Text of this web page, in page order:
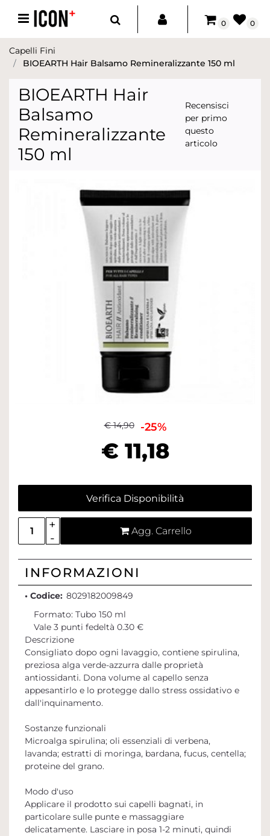
Open menu
0 0
Capelli Fini
BIOEARTH Hair Balsamo Remineralizzante 150 ml
BIOEARTH Hair
Balsamo
Remineralizzante
150 ml
Recensisci
per primo
questo
articolo
€ 14,90 -25%
€ 11,18
Verifica Disponibilità
Quantità
Agg. Carrello
INFORMAZIONI
• Codice: 8029182009849
Formato: Tubo 150 ml
Vale 3 punti fedeltà 0.30 €
Descrizione
Consigliato dopo ogni lavaggio, contiene spirulina,
preziosa alga verde-azzurra dalle proprietà
antiossidanti. Dona volume al capello senza
appesantirlo e lo protegge dallo stress ossidativo e
dall'inquinamento.
Sostanze funzionali
Microalga spirulina; oli essenziali di verbena,
lavanda; estratti di moringa, bardana, fucus, centella;
proteine del grano.
Modo d'uso
Applicare il prodotto sui capelli bagnati, in
particolare sulle punte e massaggiare
delicatamente. Lasciare in posa 1-2 minuti, quindi